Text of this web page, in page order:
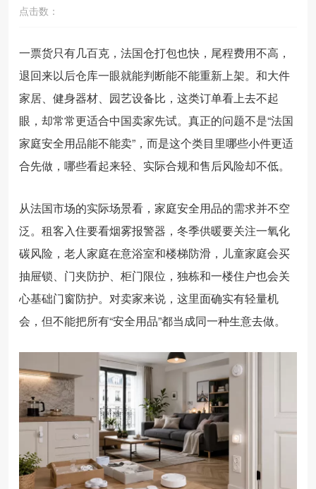
点击数：
一票货只有几百克，法国仓打包也快，尾程费用不高，
退回来以后仓库一眼就能判断能不能重新上架。和大件
家居、健身器材、园艺设备比，这类订单看上去不起
眼，却常常更适合中国卖家先试。真正的问题不是“法国
家庭安全用品能不能卖”，而是这个类目里哪些小件更适
合先做，哪些看起来轻、实际合规和售后风险却不低。
从法国市场的实际场景看，家庭安全用品的需求并不空
泛。租客入住要看烟雾报警器，冬季供暖要关注一氧化
碳风险，老人家庭在意浴室和楼梯防滑，儿童家庭会买
抽屉锁、门夹防护、柜门限位，独栋和一楼住户也会关
心基础门窗防护。对卖家来说，这里面确实有轻量机
会，但不能把所有“安全用品”都当成同一种生意去做。